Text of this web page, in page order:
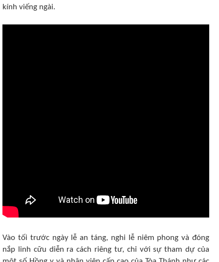
kính viếng ngài.
Vào tối trước ngày lễ an táng, nghi lễ niêm phong và đóng
nắp linh cữu diễn ra cách riêng tư, chỉ với sự tham dự của